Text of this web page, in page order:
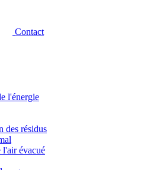
Contact
l'énergie
des résidus
l'air évacué